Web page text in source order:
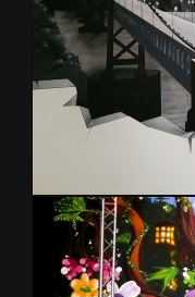
Chambre Ado thème NYC